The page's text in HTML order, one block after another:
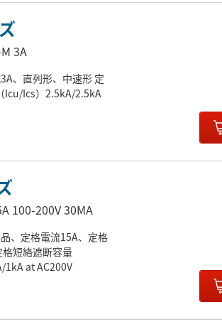
3A
、直列形、中速形 定
Icu/Ics）2.5kA/2.5kA
100-200V 30MA
、定格電流15A、定格
短絡遮断容量
1kA at AC200V